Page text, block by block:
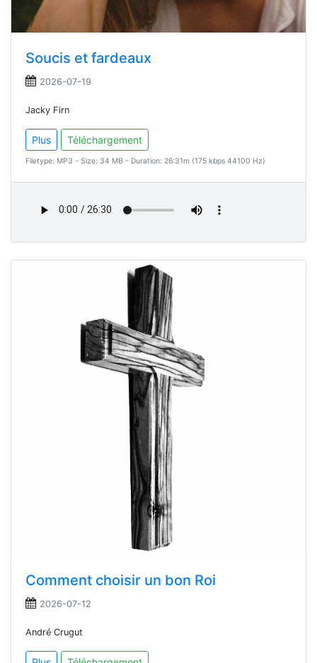
Soucis et fardeaux
2026-07-19
Jacky Firn
Plus Téléchargement
Filetype: MP3 - Size: 34 MB - Duration: 26:31m (175 kbps 44100 Hz)
Comment choisir un bon Roi
2026-07-12
André Crugut